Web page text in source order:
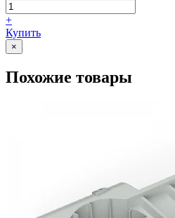
+
Купить
×
Похожие товары